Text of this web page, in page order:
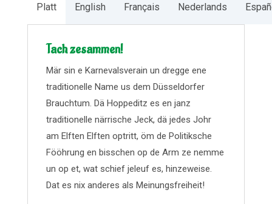
Platt English Français Nederlands
Tach zesammen!
Mär sin e Karnevalsverain un dregge ene
traditionelle Name us dem Düsseldorfer
Brauchtum. Dä Hoppeditz es en janz
traditionelle närrische Jeck, dä jedes Johr
am Elften Elften optritt, öm de Politiksche
Fööhrung en bisschen op de Arm ze nemme
un op et, wat schief jeleuf es, hinzeweise.
Dat es nix anderes als Meinungsfreiheit!